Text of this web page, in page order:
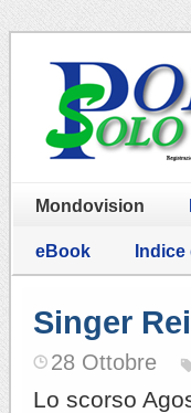
Mondovision
eBook
Singer
28 Ottobre
Lo scorso